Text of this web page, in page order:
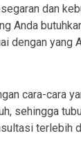
dan
Anda
dengan yang
cara-cara
sehingga
terlebih